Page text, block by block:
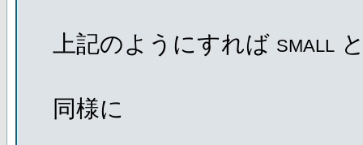
上記のようにすれば SMALL
同様に